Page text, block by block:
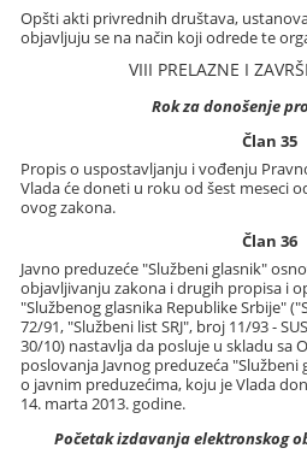
Opšti akti privrednih društava,
objavljuju se na način koji odrede te
VIII PRELAZNE I
Rok za donošenje
Član 35
Propis o uspostavljanju i vođenju
Vlada će doneti u roku od šest meseci
ovog zakona.
Član 36
Javno preduzeće "Službeni glasnik"
objavljivanju zakona i drugih propisa i
"Službenog glasnika Republike Srbije"
72/91, "Službeni list SRJ", broj 11/93 -
30/10) nastavlja da posluje u skladu sa
poslovanja Javnog preduzeća
o javnim preduzećima, koju je Vlada
14. marta 2013. godine.
Početak izdavanja elektronskog